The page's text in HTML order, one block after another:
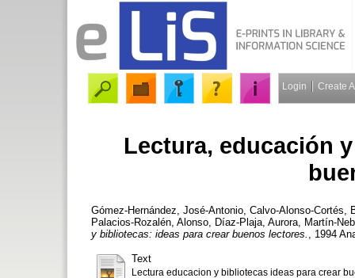
Login Create
Lectura, educación
Gómez-Hernández, José-Antonio Calvo-Alonso-Cortés,
Palacios-Rozalén, Alonso
Díaz-Plaja, Aurora
Martín-
y bibliotecas: ideas para crear buenos lectores.
, 1994
Text
Lectura educacion y bibliotecas ideas para crear